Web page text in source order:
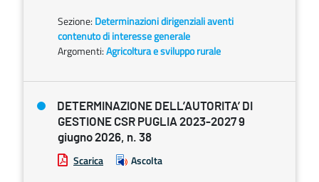
Sezione: Determinazioni dirigenziali aventi
contenuto di interesse generale
Argomenti:Agricoltura e sviluppo rurale
DETERMINAZIONE DELL’AUTORITA’ DI
GESTIONE CSR PUGLIA 2023-2027 9
giugno 2026, n. 38
Scarica Ascolta